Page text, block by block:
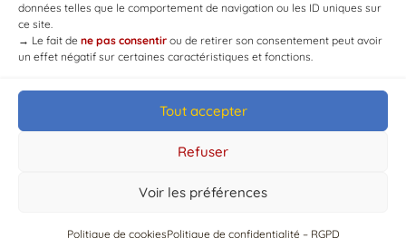
données telles que le comportement de navigation ou les ID uniques sur
ce site.
→ Le fait de ne pas consentir ou de retirer son consentement peut avoir
un effet négatif sur certaines caractéristiques et fonctions.
Tout accepter
Refuser
Voir les préférences
Politique de cookiesPolitique de confidentialité – RGPD
© Mairie de Chaource [2004-2024] | Tous droits réservés.
Developed byWEB3-DESIGN